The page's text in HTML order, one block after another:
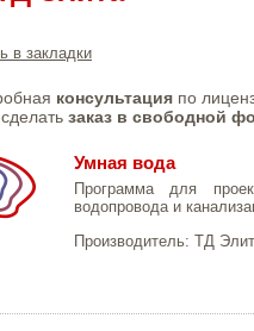
в закладки
консультация по
заказ в свободной
Умная вода
Программа для
водопровода и
Производитель: ТД